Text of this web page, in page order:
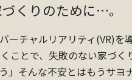
くりのために…。
チャルリアリティ(VR)を導
ことで、失敗のない家づく
そんな不安とはもうサヨ